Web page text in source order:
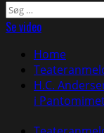
Søg
efter:
Se video
Home
H.C.
i